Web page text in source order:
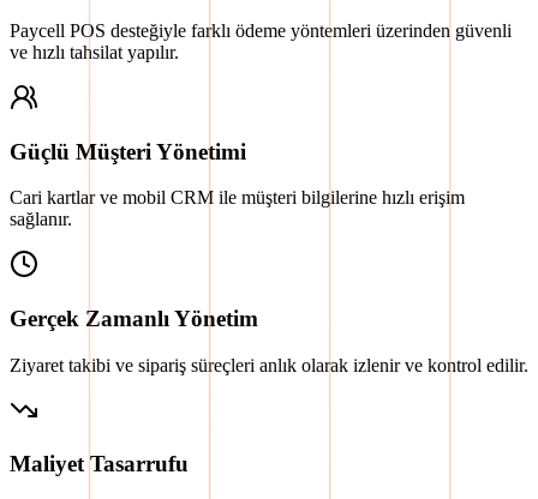
Paycell POS desteğiyle farklı ödeme yöntemleri üzerinden güvenli
ve hızlı tahsilat yapılır.
Güçlü Müşteri Yönetimi
Cari kartlar ve mobil CRM ile müşteri bilgilerine hızlı erişim
sağlanır.
Gerçek Zamanlı Yönetim
Ziyaret takibi ve sipariş süreçleri anlık olarak izlenir ve kontrol edilir.
Maliyet Tasarrufu